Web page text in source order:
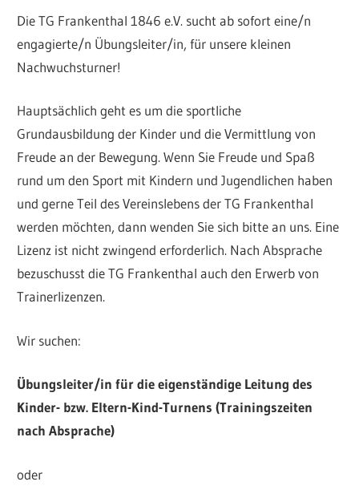
Die TG Frankenthal 1846 e.V. sucht ab sofort eine/n
engagierte/n Übungsleiter/in, für unsere kleinen
Nachwuchsturner!
Hauptsächlich geht es um die sportliche
Grundausbildung der Kinder und die Vermittlung von
Freude an der Bewegung. Wenn Sie Freude und Spaß
rund um den Sport mit Kindern und Jugendlichen haben
und gerne Teil des Vereinslebens der TG Frankenthal
werden möchten, dann wenden Sie sich bitte an uns. Eine
Lizenz ist nicht zwingend erforderlich. Nach Absprache
bezuschusst die TG Frankenthal auch den Erwerb von
Trainerlizenzen.
Wir suchen:
Übungsleiter/in für die eigenständige Leitung des
Kinder- bzw. Eltern-Kind-Turnens (Trainingszeiten
nach Absprache)
oder